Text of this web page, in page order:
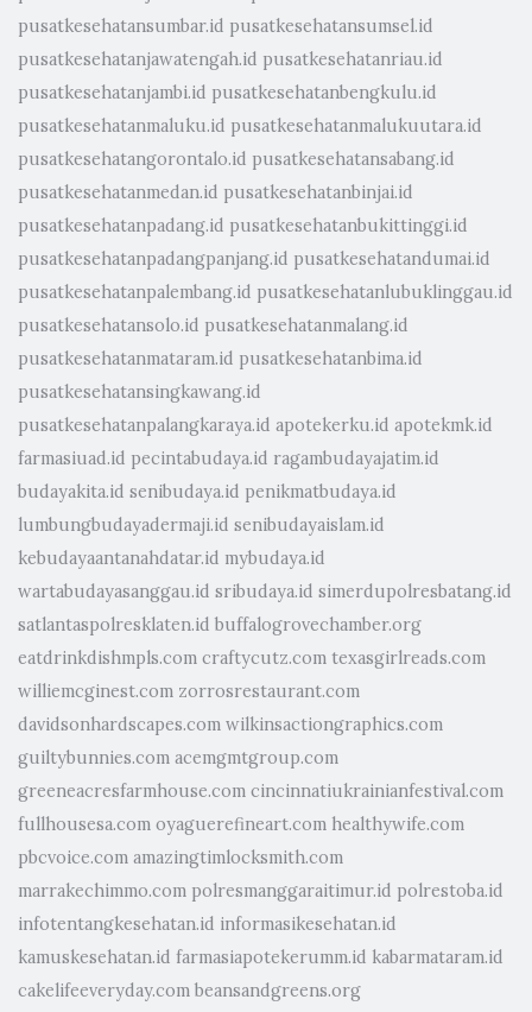
pusatkesehatansumbar.id pusatkesehatansumsel.id
pusatkesehatanjawatengah.id pusatkesehatanriau.id
pusatkesehatanjambi.id pusatkesehatanbengkulu.id
pusatkesehatanmaluku.id pusatkesehatanmalukuutara.id
pusatkesehatangorontalo.id pusatkesehatansabang.id
pusatkesehatanmedan.id pusatkesehatanbinjai.id
pusatkesehatanpadang.id pusatkesehatanbukittinggi.id
pusatkesehatanpadangpanjang.id pusatkesehatandumai.id
pusatkesehatanpalembang.id pusatkesehatanlubuklinggau.id
pusatkesehatansolo.id pusatkesehatanmalang.id
pusatkesehatanmataram.id pusatkesehatanbima.id
pusatkesehatansingkawang.id
pusatkesehatanpalangkaraya.id apotekerku.id apotekmk.id
farmasiuad.id pecintabudaya.id ragambudayajatim.id
budayakita.id senibudaya.id penikmatbudaya.id
lumbungbudayadermaji.id senibudayaislam.id
kebudayaantanahdatar.id mybudaya.id
wartabudayasanggau.id sribudaya.id simerdupolresbatang.id
satlantaspolresklaten.id buffalogrovechamber.org
eatdrinkdishmpls.com craftycutz.com texasgirlreads.com
williemcginest.com zorrosrestaurant.com
davidsonhardscapes.com wilkinsactiongraphics.com
guiltybunnies.com acemgmtgroup.com
greeneacresfarmhouse.com cincinnatiukrainianfestival.com
fullhousesa.com oyaguerefineart.com healthywife.com
pbcvoice.com amazingtimlocksmith.com
marrakechimmo.com polresmanggaraitimur.id polrestoba.id
infotentangkesehatan.id informasikesehatan.id
kamuskesehatan.id farmasiapotekerumm.id kabarmataram.id
cakelifeeveryday.com beansandgreens.org